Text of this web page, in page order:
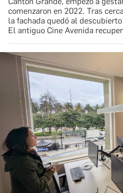
comenzaron en 2022. Tras
la fachada quedó al
El antiguo Cine Avenida